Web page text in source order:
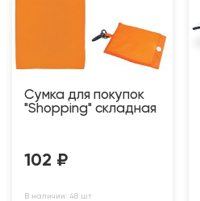
Сумка для покупок
"Shopping" складная
102 ₽
В наличии: 48 шт